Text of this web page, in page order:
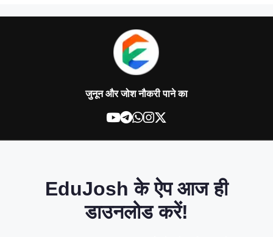
जुनून और जोश नौकरी पाने का
EduJosh के ऐप आज ही
डाउनलोड करें!